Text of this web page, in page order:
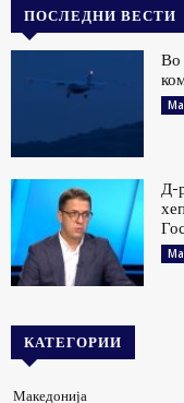
ПОСЛЕДНИ ВЕСТИ
Во
Д-
КАТЕГОРИИ
Македонија